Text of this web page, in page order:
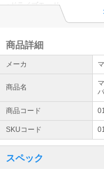
■ 天候等による配達遅延
配達状況などの詳細につ
●ドライブモード
草の密度で自動変速 、 より
長いランタイムを実現 超低速
●カラミトリ機能付
低速回転で絡みついた草を
1.5秒後自動停止、正回転へ
●電気ブレーキ付
●草詰まりしにくい
商品詳細
メーカ
商品名
商品コード
SKUコード
スペック